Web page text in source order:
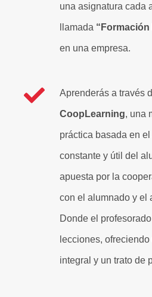
una asignatura cada
llamada “Formación
en una empresa.
Aprenderás a través
CoopLearning, una
práctica basada en
constante y útil del
apuesta por la
con el alumnado y el
Donde el
lecciones,
integral y un trato de